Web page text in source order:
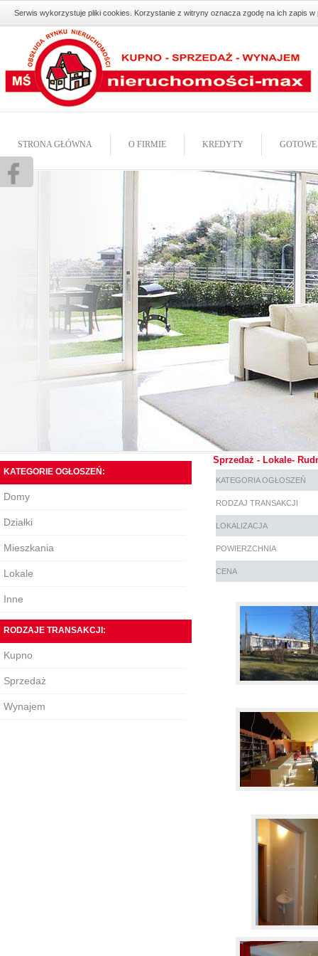
Serwis wykorzystuje pliki cookies. Korzystanie z witryny oznacza zgodę na ich zapis
STRONA GŁÓWNA O FIRMIE KREDYTY
KATEGORIE OGŁOSZEŃ:
Domy
Działki
Mieszkania
Lokale
Inne
RODZAJE TRANSAKCJI:
Kupno
Sprzedaż
Wynajem
Sprzedaż - Lokale-
KATEGORIA OGŁOSZEŃ
RODZAJ TRANSAKCJI
LOKALIZACJA
POWIERZCHNIA
CENA